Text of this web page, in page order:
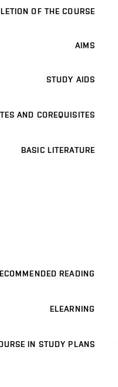
OF THE COURSE
AIMS
STUDY AIDS
AND COREQUISITES
BASIC LITERATURE
READING
ELEARNING
IN STUDY PLANS